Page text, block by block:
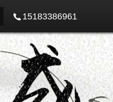
15183386961